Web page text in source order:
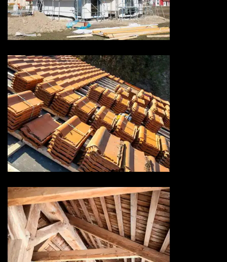
Ravalement de façade 73
Savoie
Rénovation de toiture 73
Savoie